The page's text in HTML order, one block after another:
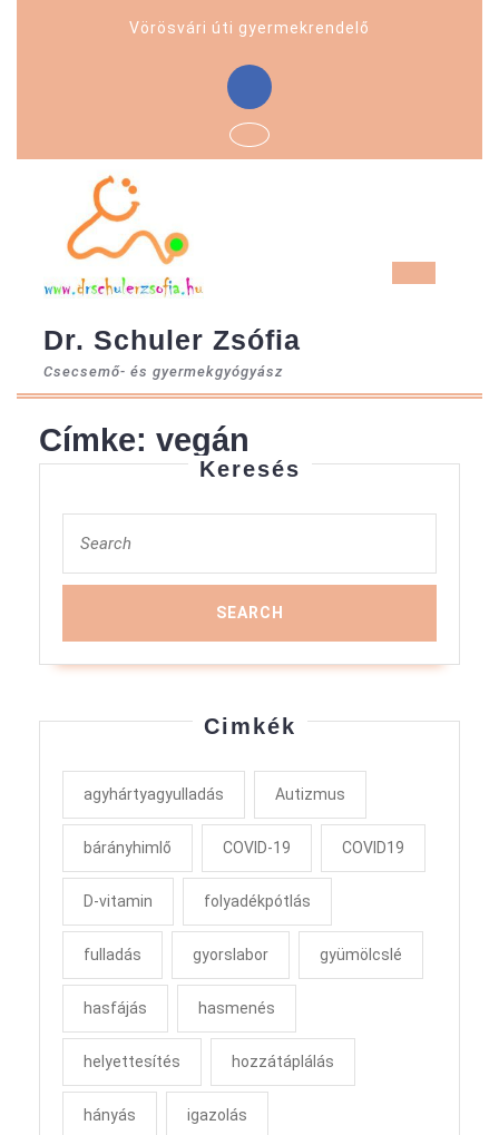
Vörösvári úti gyermekrendelő
Facebook
Dr. Schuler Zsófia
Csecsemő- és gyermekgyógyász
Címke: vegán
Keresés
for:
Cimkék
agyhártyagyulladás Autizmus
bárányhimlő COVID-19 COVID19
D-vitamin folyadékpótlás
fulladás gyorslabor gyümölcslé
hasfájás hasmenés
helyettesítés hozzátáplálás
hányás igazolás